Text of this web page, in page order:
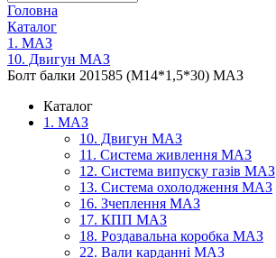
Головна
Каталог
1. МАЗ
10. Двигун МАЗ
Болт балки 201585 (М14*1,5*30) МАЗ
Каталог
1. МАЗ
10. Двигун МАЗ
11. Система живлення МАЗ
12. Система випуску газів МАЗ
13. Система охолодження МАЗ
16. Зчеплення МАЗ
17. КПП МАЗ
18. Роздавальна коробка МАЗ
22. Вали карданні МАЗ